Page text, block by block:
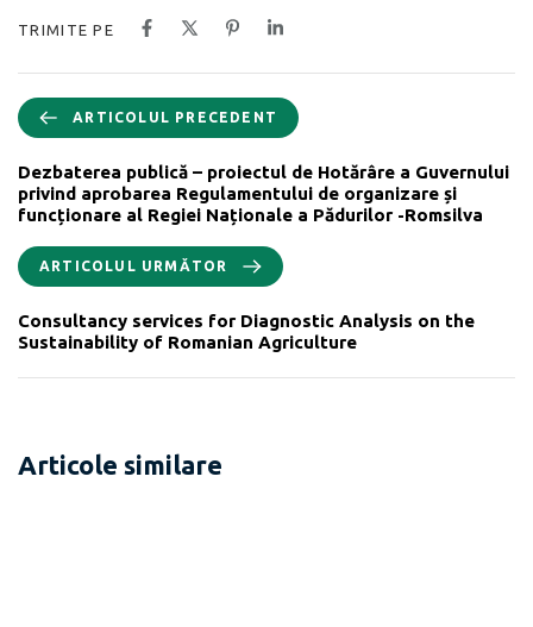
TRIMITE PE
ARTICOLUL PRECEDENT
Dezbaterea publică – proiectul de Hotărâre a Guvernului
privind aprobarea Regulamentului de organizare și
funcționare al Regiei Naționale a Pădurilor -Romsilva
ARTICOLUL URMĂTOR
Consultancy services for Diagnostic Analysis on the
Sustainability of Romanian Agriculture
Articole similare